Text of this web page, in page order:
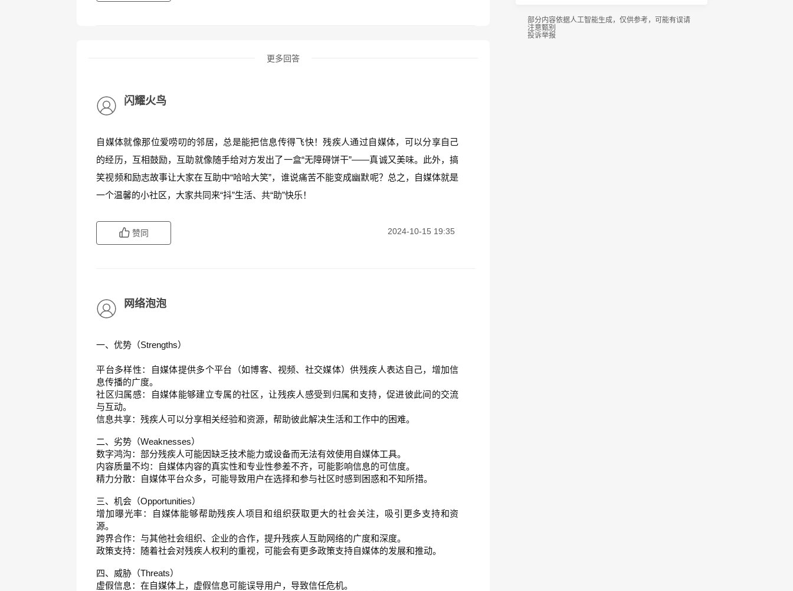
更多回答
闪耀火鸟
自媒体就像那位爱唠叨的邻居，总是能把信息传得飞快！残疾人通过自媒体，可以分享自己
的经历，互相鼓励，互助就像随手给对方发出了一盒“无障碍饼干”——真诚又美味。此外，搞
笑视频和励志故事让大家在互助中“哈哈大笑”，谁说痛苦不能变成幽默呢？总之，自媒体就是
一个温馨的小社区，大家共同来“抖”生活、共“助”快乐！
赞同 2024-10-15 19:35
网络泡泡
一、优势（Strengths）
平台多样性：自媒体提供多个平台（如博客、视频、社交媒体）供残疾人表达自己，增加信
息传播的广度。
社区归属感：自媒体能够建立专属的社区，让残疾人感受到归属和支持，促进彼此间的交流
与互动。
信息共享：残疾人可以分享相关经验和资源，帮助彼此解决生活和工作中的困难。
二、劣势（Weaknesses）
数字鸿沟：部分残疾人可能因缺乏技术能力或设备而无法有效使用自媒体工具。
内容质量不均：自媒体内容的真实性和专业性参差不齐，可能影响信息的可信度。
精力分散：自媒体平台众多，可能导致用户在选择和参与社区时感到困惑和不知所措。
三、机会（Opportunities）
增加曝光率：自媒体能够帮助残疾人项目和组织获取更大的社会关注，吸引更多支持和资
源。
跨界合作：与其他社会组织、企业的合作，提升残疾人互助网络的广度和深度。
政策支持：随着社会对残疾人权利的重视，可能会有更多政策支持自媒体的发展和推动。
四、威胁（Threats）
虚假信息：在自媒体上，虚假信息可能误导用户，导致信任危机。
部分内容依据人工智能生成，仅供参考，可能有误请
注意甄别
投诉举报